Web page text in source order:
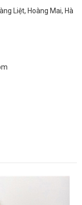
Hoàng Mai, Hà